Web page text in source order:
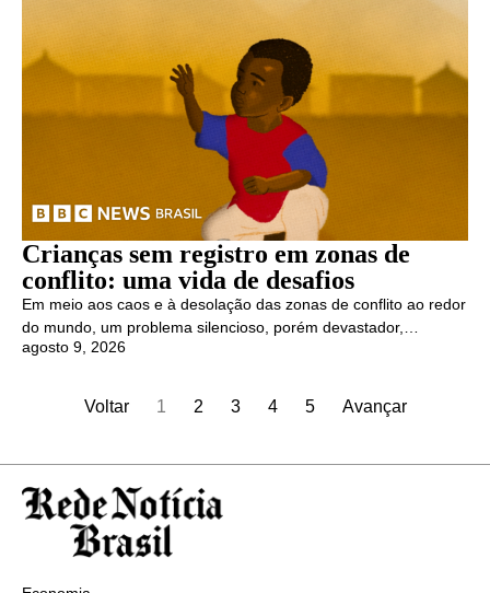
Crianças sem registro em zonas de
conflito: uma vida de desafios
Em meio aos caos e à desolação das zonas de conflito ao redor
do mundo, um problema silencioso, porém devastador,…
agosto 9, 2026
Voltar 1 2 3 4 5 Avançar